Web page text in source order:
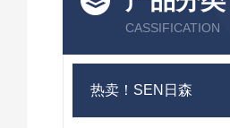
CASSIFICATION
热卖！SEN日森